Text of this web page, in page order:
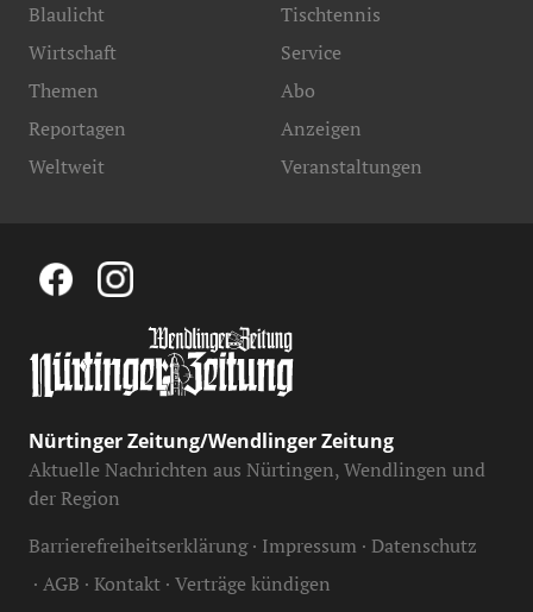
Blaulicht
Tischtennis
Wirtschaft
Themen
Reportagen
Weltweit
Service
Abo
Anzeigen
Veranstaltungen
Nürtinger Zeitung/Wendlinger Zeitung
Aktuelle Nachrichten aus Nürtingen, Wendlingen und
der Region
Barrierefreiheitserklärung Impressum Datenschutz
AGB Kontakt Verträge kündigen